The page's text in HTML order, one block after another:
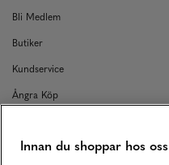
Bli Medlem
Butiker
Kundservice
Ångra Köp
Returer
Innan du shoppar hos oss